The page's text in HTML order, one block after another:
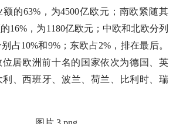
额的63%，为4500亿欧元；南欧紧随其
16%，为1180亿欧元；中欧和北欧分列
占10%和9%；东欧占2%，排在最后。
位居欧洲前十名的国家依次为德国、英
利、西班牙、波兰、荷兰、比利时、瑞